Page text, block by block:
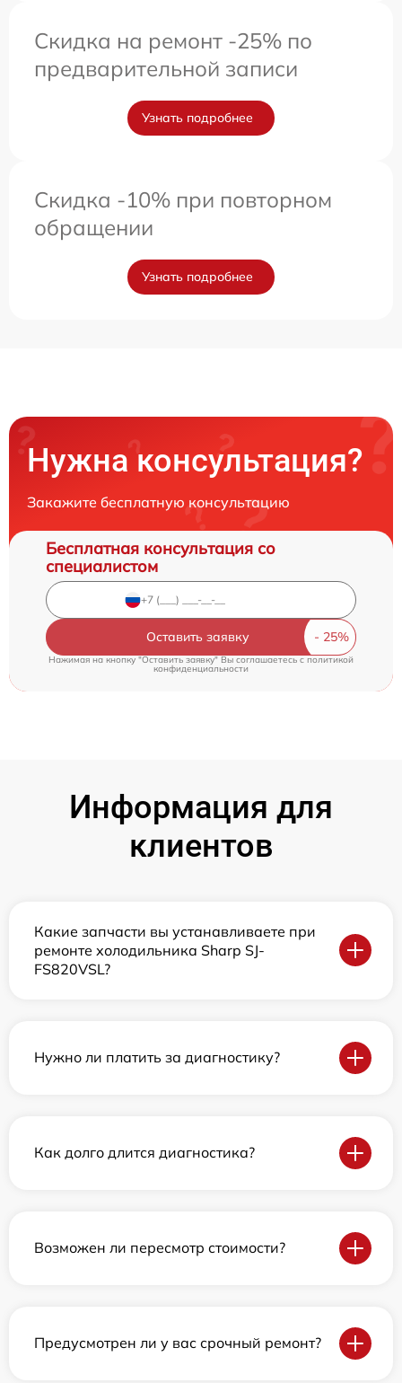
Скидка на ремонт -25% по
предварительной записи
Узнать подробнее
Скидка -10% при повторном
обращении
Узнать подробнее
Нужна консультация?
Закажите бесплатную консультацию
Бесплатная консультация со
специалистом
Оставить заявку
Нажимая на кнопку "Оставить заявку" Вы соглашаетесь cполитикой
конфиденциальности
Информация для
клиентов
Какие запчасти вы устанавливаете при
ремонте холодильника Sharp SJ-
FS820VSL?
Нужно ли платить за диагностику?
Как долго длится диагностика?
Возможен ли пересмотр стоимости?
Предусмотрен ли у вас срочный ремонт?